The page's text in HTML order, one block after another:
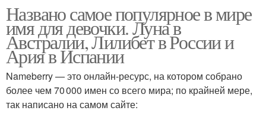
Названо самое популярное в мире
имя для девочки. Луна в
Австралии, Лилибет в России и
Ария в Испании
Nameberry — это онлайн-ресурс, на котором собрано
более чем 70 000 имен со всего мира; по крайней мере,
так написано на самом сайте: